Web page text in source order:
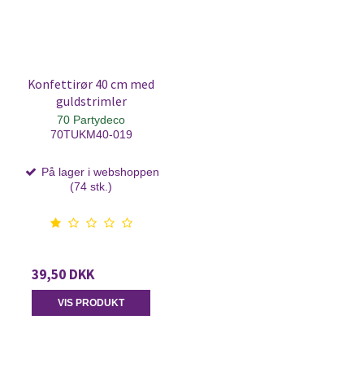
Konfettirør 40 cm med
guldstrimler
70 Partydeco
70TUKM40-019
På lager i webshoppen
(74 stk.)
39,50 DKK
VIS PRODUKT